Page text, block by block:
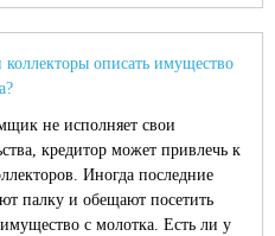
описать имущество
не исполняет свои
кредитор может привлечь к
Иногда последние
палку и обещают посетить
с молотка. Есть ли у